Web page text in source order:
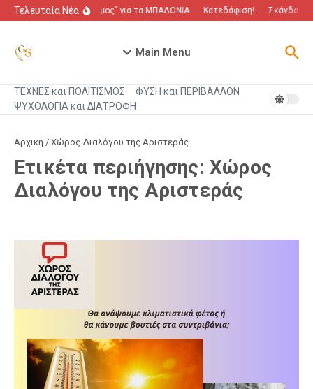
Μετάβαση στο περιεχόμενο
Τελευταία Νέα“Πόλεμος” για τα ΜΠΑΛΟΝΙΑ Κατεδάφιση! Σκάνδαλο
Main Menu
ΤΕΧΝΕΣ και ΠΟΛΙΤΙΣΜΟΣ
ΦΥΣΗ και ΠΕΡΙΒΑΛΛΟΝ
ΨΥΧΟΛΟΓΙΑ και ΔΙΑΤΡΟΦΗ
Αρχική / Χώρος Διαλόγου της Αριστεράς
Ετικέτα περιήγησης: Χώρος
Διαλόγου της Αριστεράς